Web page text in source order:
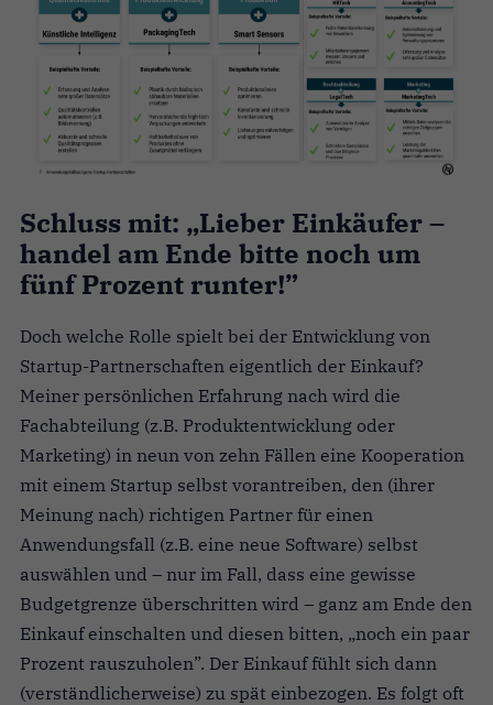
Schluss mit: „Lieber Einkäufer –
handel am Ende bitte noch um
fünf Prozent runter!”
Doch welche Rolle spielt bei der Entwicklung von
Startup-Partnerschaften eigentlich der Einkauf?
Meiner persönlichen Erfahrung nach wird die
Fachabteilung (z.B. Produktentwicklung oder
Marketing) in neun von zehn Fällen eine Kooperation
mit einem Startup selbst vorantreiben, den (ihrer
Meinung nach) richtigen Partner für einen
Anwendungsfall (z.B. eine neue Software) selbst
auswählen und – nur im Fall, dass eine gewisse
Budgetgrenze überschritten wird – ganz am Ende den
Einkauf einschalten und diesen bitten, „noch ein paar
Prozent rauszuholen”. Der Einkauf fühlt sich dann
(verständlicherweise) zu spät einbezogen. Es folgt oft